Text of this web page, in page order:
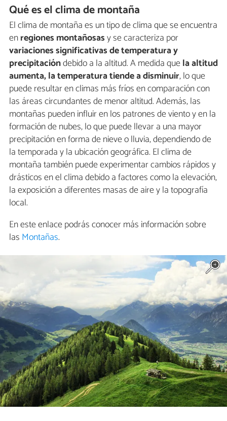
Qué es el clima de montaña
El clima de montaña es un tipo de clima que se encuentra
enregiones montañosasy se caracteriza por
variaciones significativas de temperatura y
precipitacióndebido a la altitud. A medida quela altitud
aumenta, la temperatura tiende a disminuir, lo que
puede resultar en climas más fríos en comparación con
las áreas circundantes de menor altitud. Además, las
montañas pueden influir en los patrones de viento y en la
formación de nubes, lo que puede llevar a una mayor
precipitación en forma de nieve o lluvia, dependiendo de
la temporada y la ubicación geográfica. El clima de
montaña también puede experimentar cambios rápidos y
drásticos en el clima debido a factores como la elevación,
la exposición a diferentes masas de aire y la topografía
local.
En este enlace podrás conocer más información sobre
las Montañas.